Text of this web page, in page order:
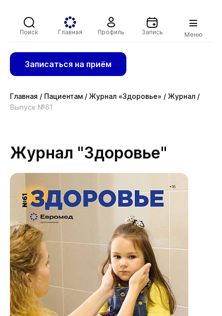
Поиск Главная Профиль Запись Меню
Записаться на приём
Главная / Пациентам / Журнал «Здоровье» / Журнал /
Выпуск №61
Журнал "Здоровье"